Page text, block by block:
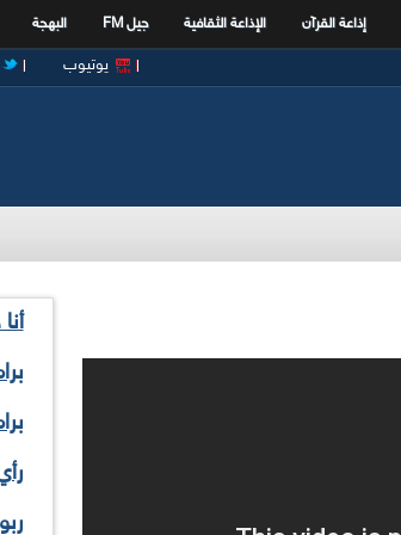
إذاعة القرآن الإذاعة الثقافية جيل FM البهجة
يوتيوب